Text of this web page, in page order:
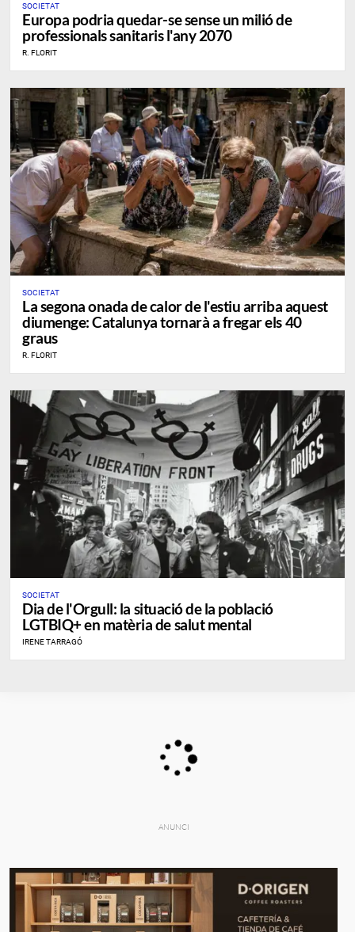
SOCIETAT
Europa podria quedar-se sense un milió de
professionals sanitaris l'any 2070
R. FLORIT
SOCIETAT
La segona onada de calor de l'estiu arriba aquest
diumenge: Catalunya tornarà a fregar els 40
graus
R. FLORIT
SOCIETAT
Dia de l'Orgull: la situació de la població
LGTBIQ+ en matèria de salut mental
IRENE TARRAGÓ